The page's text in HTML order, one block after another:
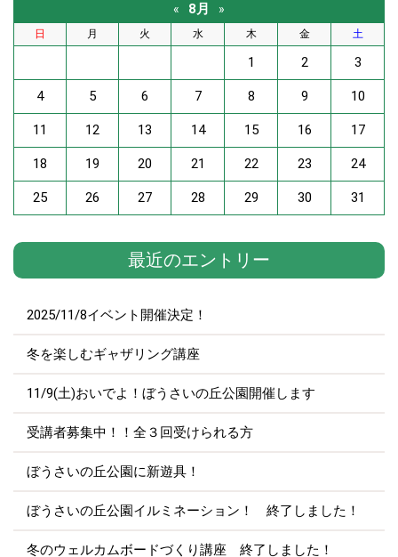
« 8月 »
日 月 火 水 木 金 土
1 2 3
4 5 6 7 8 9 10
11 12 13 14 15 16 17
18 19 20 21 22 23 24
25 26 27 28 29 30 31
最近のエントリー
2025/11/8イベント開催決定！
冬を楽しむギャザリング講座
11/9(土)おいでよ！ぼうさいの丘公園開催します
受講者募集中！！全３回受けられる方
ぼうさいの丘公園に新遊具！
ぼうさいの丘公園イルミネーション！ 終了しました！
冬のウェルカムボードづくり講座 終了しました！